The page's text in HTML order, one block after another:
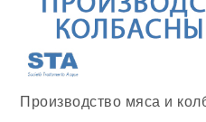
Производство мяса и